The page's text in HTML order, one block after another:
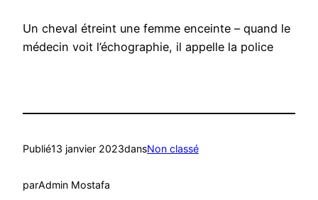
Un cheval étreint une femme enceinte – quand le
médecin voit l’échographie, il appelle la police
Publié13 janvier 2023dansNon classé
parAdmin Mostafa